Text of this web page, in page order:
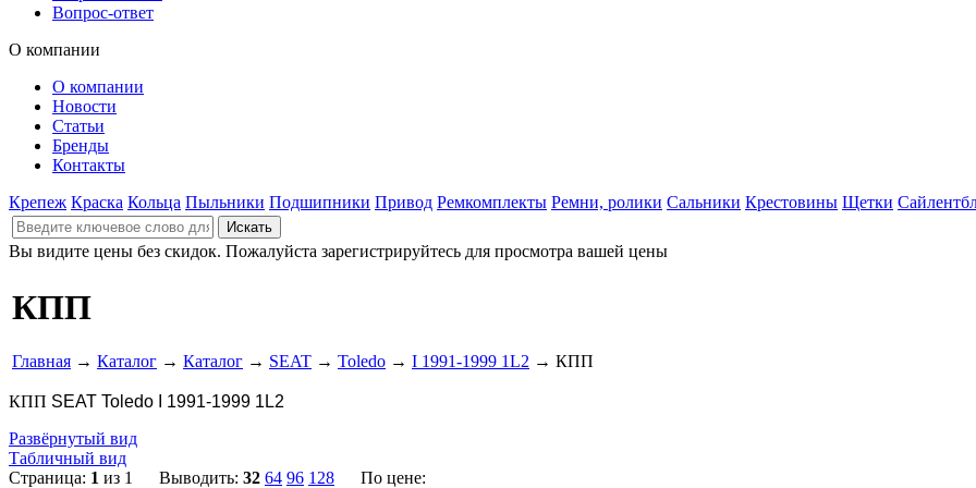
Вопрос-ответ
О компании
О компании
Новости
Статьи
Бренды
Контакты
Крепеж Краска Кольца Пыльники Подшипники Привод Ремкомплекты Ремни, ролики Сальники Крестовины Щетки
Вы видите цены без скидок. Пожалуйста зарегистрируйтесь для просмотра вашей цены
КПП
Главная → Каталог → Каталог → SEAT → Toledo → I 1991-1999 1L2 → КПП
КПП SEAT Toledo I 1991-1999 1L2
Развёрнутый вид
Табличный вид
Страница: 1 из 1 Выводить: 32 64 96 128 По цене: